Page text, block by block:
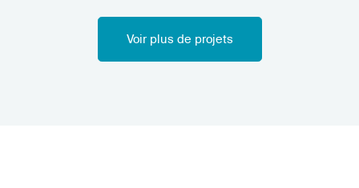
Voir plus de projets